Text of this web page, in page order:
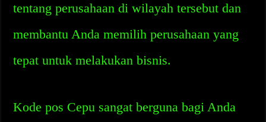
tentang perusahaan di wilayah tersebut dan
membantu Anda memilih perusahaan yang
tepat untuk melakukan bisnis.
Kode pos Cepu sangat berguna bagi Anda